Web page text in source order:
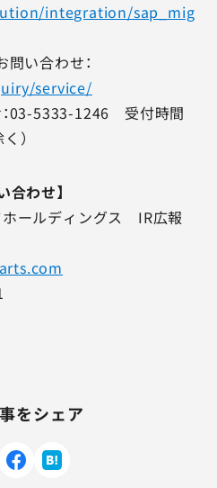
integration/sap_mig
問い合わせ：
service/
03-5333-1246 受付時間
）
合わせ】
ールディングス IR広報
をシェア